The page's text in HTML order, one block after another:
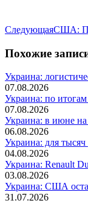
СледующаяСША:
Похожие
Украина:
07.08.2026
Украина: по
07.08.2026
Украина: в июне
06.08.2026
Украина: для тысяч
04.08.2026
Украина: Renault
03.08.2026
Украина: США
31.07.2026